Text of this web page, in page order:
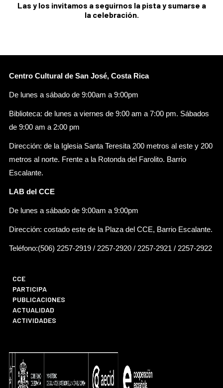
Las y los invitamos a seguirnos la pista y sumarse a
la celebración.
Centro Cultural de San José, Costa Rica
De lunes a sábado de 9:00am a 9:00pm
Biblioteca: de lunes a viernes de 9:00 am a 7:00 pm. Sábados
de 9:00 am a 2:00 pm
Dirección: de la Iglesia Santa Teresita 200 metros al este y 200
metros al norte. Frente a la Rotonda del Farolito. Barrio
Escalante.
LAB del CCE
De lunes a sábado de 9:00am a 9:00pm
Dirección: costado este de la Plaza del CCE, Barrio Escalante.
Teléfono:(506) 2257-2919 / 2257-2920 / 2257-2921 / 2257-2922
CCE
PARTICIPA
PUBLICACIONES
ACTUALIDAD
ACTIVIDADES